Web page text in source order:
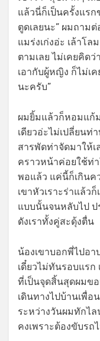
แล้วนี่ก็เป็นครั้งแรก
ตูดเลยนะ” ผมถาม
แมร่งเก่งอ่ะ เล้าโล
ตามเลย ไม่เคยคิด
เอากับผู้หญิง ก็ไม่
นะครับ”
ผมยิ้มแล้วก็หอมแก้ม
เดียวอ่ะไม่เปลี่ยนท่
สารพัดท่าจัดมาให้เ
คราวหน้าค่อยใช้ท่า
พอแล้ว แค่นี้ก็เกินค
เขาหัวเราะร่าแล้ว
แบบนั้นจนหลับไป ป
ดังเราทั้งคู่สะดุ้งตื่น
น้องเขาบอกพี่ไปอา
เดี๋ยวไม่ทันรอบแรก
ที่เป็นจุดสิ้นสุดผมขอ
เดินทางไปบ้านเพื่อ
ระหว่างวันผมทักไล
คงเพราะต้องขับรถ